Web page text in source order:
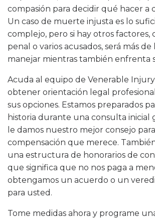
compasión para decidir qué hacer a
Un caso de muerte injusta es lo
complejo, pero si hay otros factores,
penal o varios acusados, será más
manejar mientras también enfrenta
Acuda al equipo de Venerable Injury
obtener orientación legal
sus opciones. Estamos preparados
historia durante una consulta inicial
le damos nuestro mejor consejo
compensación que merece.
una estructura de honorarios de
que significa que no nos paga a
obtengamos un acuerdo o un
para usted.
Tome medidas ahora y programe